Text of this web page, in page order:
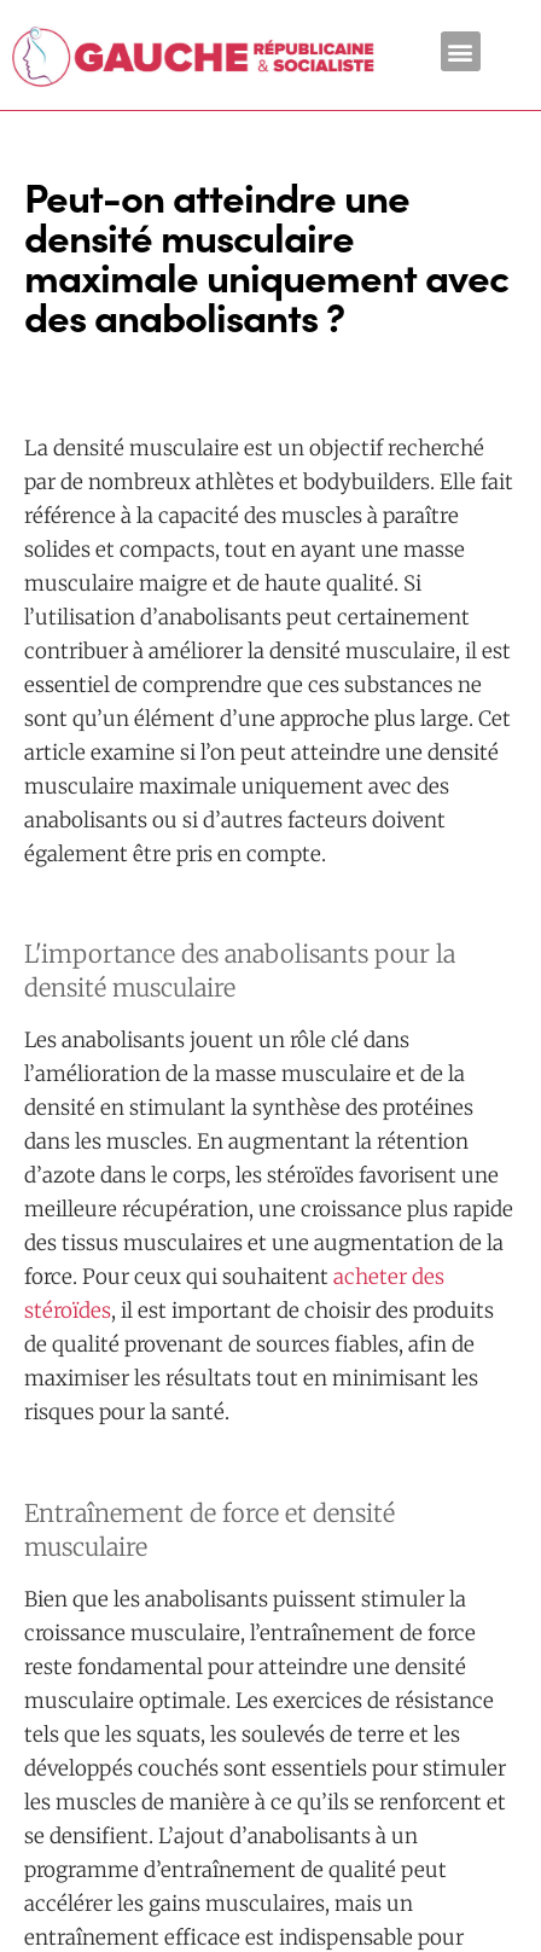
Peut-on atteindre une
densité musculaire
maximale uniquement avec
des anabolisants ?
La densité musculaire est un objectif recherché
par de nombreux athlètes et bodybuilders. Elle fait
référence à la capacité des muscles à paraître
solides et compacts, tout en ayant une masse
musculaire maigre et de haute qualité. Si
l’utilisation d’anabolisants peut certainement
contribuer à améliorer la densité musculaire, il est
essentiel de comprendre que ces substances ne
sont qu’un élément d’une approche plus large. Cet
article examine si l’on peut atteindre une densité
musculaire maximale uniquement avec des
anabolisants ou si d’autres facteurs doivent
également être pris en compte.
L'importance des anabolisants pour la
densité musculaire
Les anabolisants jouent un rôle clé dans
l’amélioration de la masse musculaire et de la
densité en stimulant la synthèse des protéines
dans les muscles. En augmentant la rétention
d’azote dans le corps, les stéroïdes favorisent une
meilleure récupération, une croissance plus rapide
des tissus musculaires et une augmentation de la
force. Pour ceux qui souhaitent acheter des
stéroïdes, il est important de choisir des produits
de qualité provenant de sources fiables, afin de
maximiser les résultats tout en minimisant les
risques pour la santé.
Entraînement de force et densité
musculaire
Bien que les anabolisants puissent stimuler la
croissance musculaire, l’entraînement de force
reste fondamental pour atteindre une densité
musculaire optimale. Les exercices de résistance
tels que les squats, les soulevés de terre et les
développés couchés sont essentiels pour stimuler
les muscles de manière à ce qu’ils se renforcent et
se densifient. L’ajout d’anabolisants à un
programme d’entraînement de qualité peut
accélérer les gains musculaires, mais un
entraînement efficace est indispensable pour